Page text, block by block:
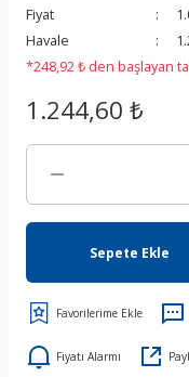
Fiyat
Havale
*248,92 ₺ den başlayan
1.244,60 ₺
Sepete Ekle
Fiyatı Alarmı